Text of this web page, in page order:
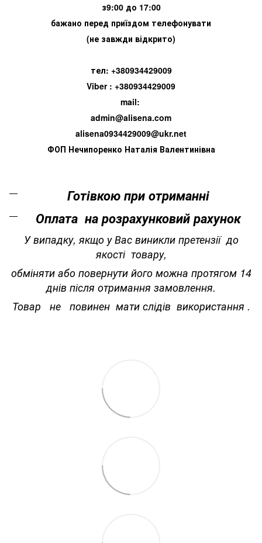
з9:00 до 17:00
бажано перед приїздом телефонувати
(не завжди відкрито)
тел: +380934429009
Viber : +380934429009
mail:
admin@alisena.com
alisena0934429009@ukr.net
ФОП Нечипоренко Наталія Валентинівна
Готівкою при отриманні
Оплата на розрахунковий рахунок
У випадку, якщо у Вас виникли претензії до
якості товару,
обміняти або повернути його можна протягом 14
днів після отримання замовлення.
Товар не повинен мати слідів використання .